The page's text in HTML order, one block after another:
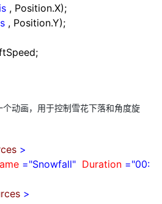
, Position.X);
, Position.Y);
动画，用于控制雪花下落和角度旋
>
="Snowfall" Duration ="00:
>